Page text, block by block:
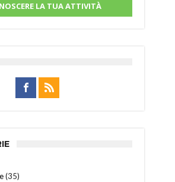
LA TUA ATTIVITÀ
(35)